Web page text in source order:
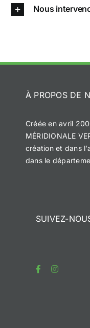
Nous
À PROPOS DE
Créée en avril
MÉRIDIONALE
création et dans
dans le
SUIVEZ-